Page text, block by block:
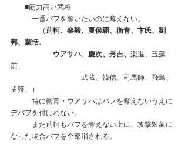
■筋力高い武将
一番バフを奪いたいのに奪えない。
（荊軻、楽毅、夏侯覇、衛青、卞氏、劉
邦、蒙恬、
ウアサハ、慶次、秀吉、 楽進、玉藻
前、
武蔵、韓信、司馬師、飛鳥、
孟獲、）
特に衛青・ウアサハはバフを奪えないうえに
デバフを付けれない。
また荊軻もバフを奪えない上に、攻撃対象に
なった場合バフを全部消される。